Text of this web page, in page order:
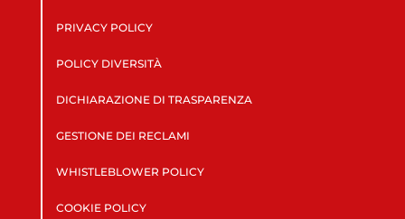
PRIVACY POLICY
POLICY DIVERSITÀ
DICHIARAZIONE DI TRASPARENZA
GESTIONE DEI RECLAMI
WHISTLEBLOWER POLICY
COOKIE POLICY